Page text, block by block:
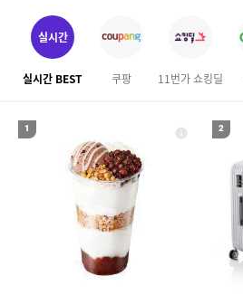
12 여자라인 댄스복
14 다이소C타입 to HDMI 미러링 케이블
16 포켓몬 카드 뱀부3겹대나무
성인용세발
실시간
실시간 BEST 쿠팡 11번가 쇼킹딜
1 2